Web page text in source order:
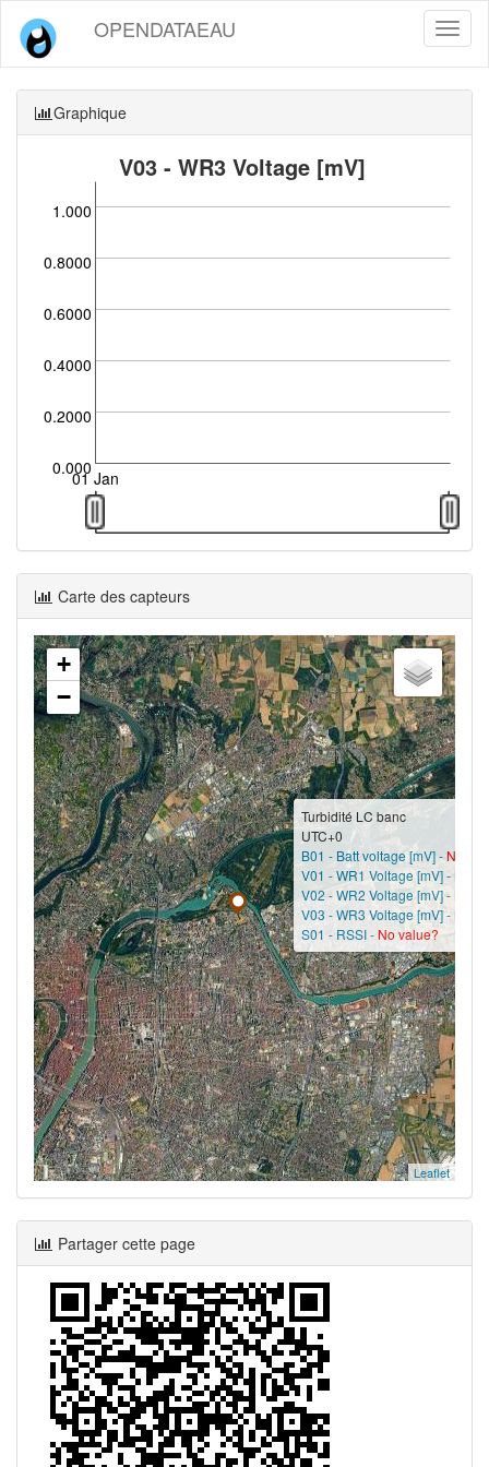
OPENDATAEAU
Graphique
V03 - WR3 Voltage [mV]
0.000
0.2000
0.4000
0.6000
0.8000
1.000
01 Jan
Carte des capteurs
Turbidité LC banc
UTC+0
B01 - Batt voltage [mV] -No
V01 - WR1 Voltage [mV] -No
V02 - WR2 Voltage [mV] -
V03 - WR3 Voltage [mV] -No
S01 - RSSI -No value?
+
−
Leaflet
Partager cette page